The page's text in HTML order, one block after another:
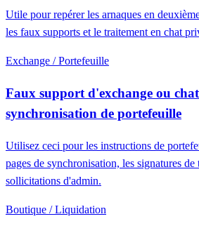
Utile pour repérer les arnaques en
les faux supports et le traitement en chat
Exchange / Portefeuille
Faux support d'exchange ou
synchronisation de portefeuille
Utilisez ceci pour les instructions de
pages de synchronisation, les signatures de
sollicitations d'admin.
Boutique / Liquidation